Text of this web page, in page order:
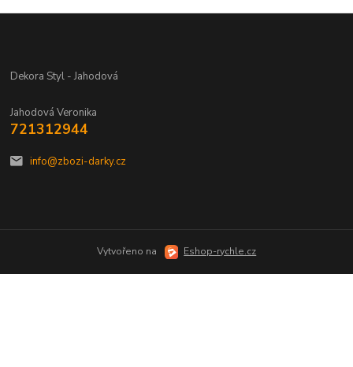
Dekora Styl - Jahodová
Jahodová Veronika
721312944
info@zbozi-darky.cz
Vytvořeno na Eshop-rychle.cz